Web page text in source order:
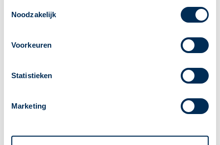
zorgvuldig om met je gegevens.
Noodzakelijk
Voorkeuren
Statistieken
Marketing